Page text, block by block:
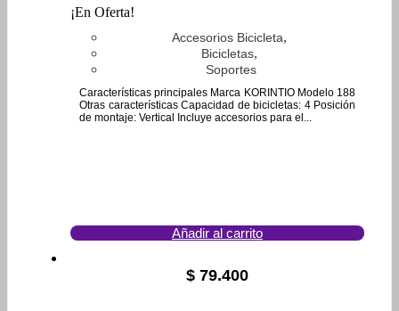
¡En Oferta!
Accesorios Bicicleta,
Bicicletas,
Soportes
Características principales Marca KORINTIO Modelo 188
Otras características Capacidad de bicicletas: 4 Posición
de montaje: Vertical Incluye accesorios para el...
Añadir al carrito
$ 79.400